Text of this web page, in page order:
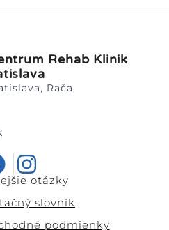
Rehab Klinik
Rača
otázky
slovník
podmienky